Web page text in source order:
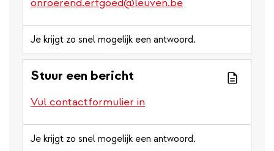
Je krijgt zo snel mogelijk een antwoord.
Stuur een bericht
Vul contactformulier in
Je krijgt zo snel mogelijk een antwoord.